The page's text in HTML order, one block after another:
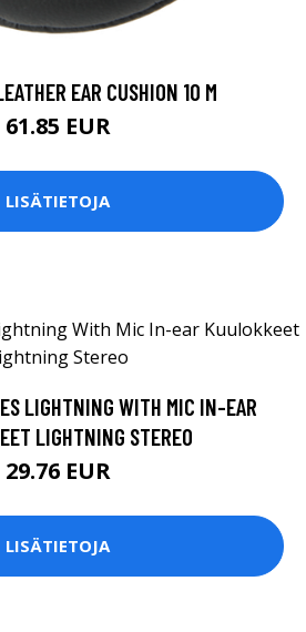
EAR CUSHION 10 M
61.85 EUR
LISÄTIETOJA
LIGHTNING WITH MIC IN-EAR
LIGHTNING STEREO
29.76 EUR
LISÄTIETOJA